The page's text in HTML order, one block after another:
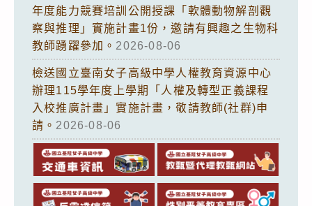
年度能力競賽培訓公開授課「軟體動物解剖觀
察與推理」實施計畫1份，邀請有興趣之生物科
教師踴躍參加。 2026-08-06
檢送國立臺南女子高級中學人權教育資源中心
辦理115學年度上學期「人權及轉型正義課程
入校推廣計畫」實施計畫，敬請教師(社群)申
請。 2026-08-06